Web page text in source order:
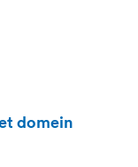
domein